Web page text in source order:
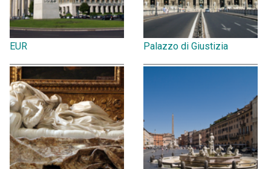
EUR Palazzo di Giustizia